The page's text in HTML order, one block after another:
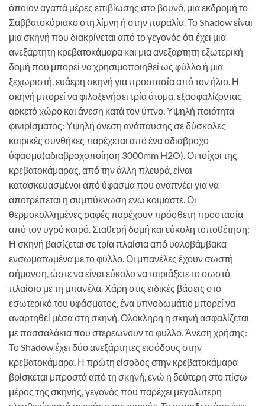
όποιον αγαπά μέρες επιβίωσης στο βουνό, μια εκδρομή το
Σαββατοκύριακο στη λίμνη ή στην παραλία. Το Shadow είναι
μια σκηνή που διακρίνεται από το γεγονός ότι έχει μια
ανεξάρτητη κρεβατοκάμαρα και μια ανεξάρτητη εξωτερική
δομή που μπορεί να χρησιμοποιηθεί ως φύλλο ή μια
ξεχωριστή, ευάερη σκηνή για προστασία από τον ήλιο. Η
σκηνή μπορεί να φιλοξενήσει τρία άτομα, εξασφαλίζοντας
αρκετό χώρο και άνεση κατά τον ύπνο. Υψηλή ποιότητα
φινιρίσματος: Υψηλή άνεση ανάπαυσης σε δύσκολες
καιρικές συνθήκες παρέχεται από ένα αδιάβροχο
ύφασμα(αδιαβροχοποίηση 3000mm H2O). Οι τοίχοι της
κρεβατοκάμαρας, από την άλλη πλευρά, είναι
κατασκευασμένοι από ύφασμα που αναπνέει για να
αποτρέπεται η συμπύκνωση ενώ κοιμάστε. Οι
θερμοκολλημένες ραφές παρέχουν πρόσθετη προστασία
από τον υγρό καιρό. Σταθερή δομή και εύκολη τοποθέτηση:
Η σκηνή βασίζεται σε τρία πλαίσια από υαλοβάμβακα
ενσωματωμένα με το φύλλο. Οι μπανέλες έχουν σωστή
σήμανση, ώστε να είναι εύκολο να ταιριάξετε το σωστό
πλαίσιο με τη μπανέλα. Χάρη στις ειδικές βάσεις στο
εσωτερικό του υφάσματος, ένα υπνοδωμάτιο μπορεί να
αναρτηθεί μέσα στη σκηνή. Ολόκληρη η σκηνή ασφαλίζεται
με πασσαλάκια που στερεώνουν το φύλλο. Άνεση χρήσης:
Το Shadow έχει δύο ανεξάρτητες εισόδους στην
κρεβατοκάμαρα. Η πρώτη είσοδος στην κρεβατοκάμαρα
βρίσκεται μπροστά από τη σκηνή, ενώ η δεύτερη στο πίσω
μέρος της σκηνής, γεγονός που παρέχει μεγαλύτερη